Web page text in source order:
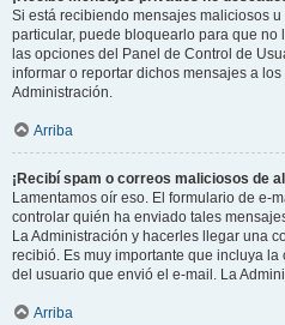
Si está recibiendo mensajes maliciosos
particular, puede bloquearlo para que
las opciones del Panel de Control de
informar o reportar dichos mensajes a
Administración.
Arriba
¡Recibí spam o correos maliciosos de
Lamentamos oír eso. El formulario de e-
controlar quién ha enviado tales
La Administración y hacerles llegar una
recibió. Es muy importante que incluya
del usuario que envió el e-mail. La
Arriba